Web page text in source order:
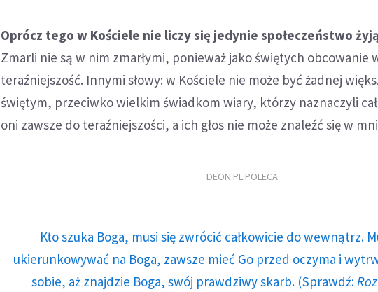
Oprócz tego w Kościele nie liczy się jedynie społeczeństwo
Zmarli nie są w nim zmarłymi, ponieważ jako świętych obcowanie
teraźniejszość. Innymi słowy: w Kościele nie może być żadnej
świętym, przeciwko wielkim świadkom wiary, którzy naznaczyli
oni zawsze do teraźniejszości, a ich głos nie może znaleźć się w
DEON.PL POLECA
Kto szuka Boga, musi się zwrócić całkowicie do wewnątrz.
ukierunkowywać na Boga, zawsze mieć Go przed oczyma i
sobie, aż znajdzie Boga, swój prawdziwy skarb. (Sprawdź: